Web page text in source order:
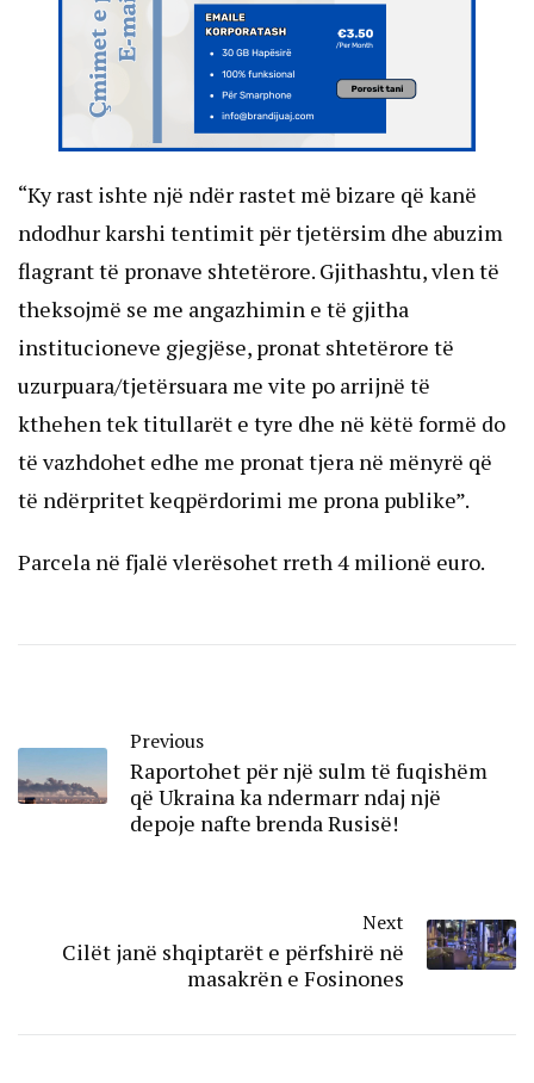
“Ky rast ishte një ndër rastet më bizare që kanë
ndodhur karshi tentimit për tjetërsim dhe abuzim
flagrant të pronave shtetërore. Gjithashtu, vlen të
theksojmë se me angazhimin e të gjitha
institucioneve gjegjëse, pronat shtetërore të
uzurpuara/tjetërsuara me vite po arrijnë të
kthehen tek titullarët e tyre dhe në këtë formë do
të vazhdohet edhe me pronat tjera në mënyrë që
të ndërpritet keqpërdorimi me prona publike”.
Parcela në fjalë vlerësohet rreth 4 milionë euro.
Previous
Raportohet për një sulm të fuqishëm
që Ukraina ka ndermarr ndaj një
depoje nafte brenda Rusisë!
Next
Cilët janë shqiptarët e përfshirë në
masakrën e Fosinones